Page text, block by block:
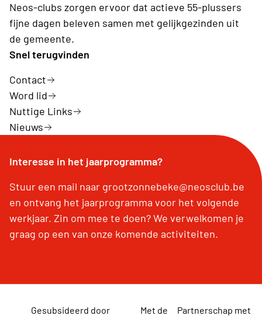
Neos-clubs zorgen ervoor dat actieve 55-plussers
fijne dagen beleven samen met gelijkgezinden uit
de gemeente.
Snel terugvinden
Contact
Word lid
Nuttige Links
Nieuws
Interesse in het jaarprogramma?
Stuur een mail naar grootzonnebeke@neosclub.be
en ontvang het jaarprogramma voor het volgende
werkjaar. Zin om mee te doen? We verwelkomen je
graag op een van onze komende activiteiten.
Gesubsideerd door
Met de
Partnerschap met